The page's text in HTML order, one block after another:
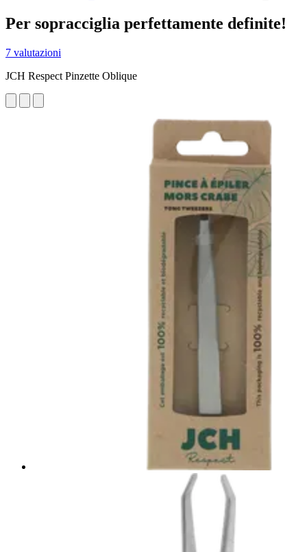
Per sopracciglia perfettamente definite!
7 valutazioni
JCH Respect Pinzette Oblique